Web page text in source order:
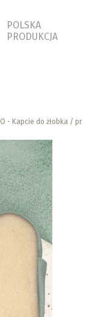
POLSKA
PRODUKCJA
- Kapcie do żłobka /